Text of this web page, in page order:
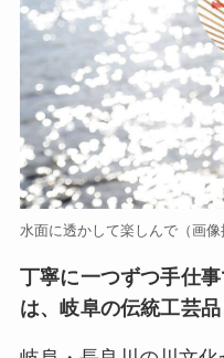
水面に透かして楽しんで（画像
丁寧に一つずつ手仕事
は、岐阜の伝統工芸品